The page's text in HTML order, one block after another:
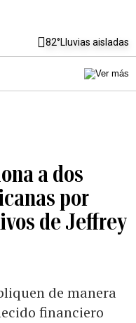
82°Lluvias aisladas
a dos
por
de Jeffrey
de manera
financiero